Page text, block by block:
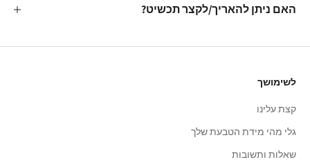
האם ניתן להאריך/לקצר תכשיט?
לשימושך
קצת עלינו
גלי מהי מידת הטבעת שלך
שאלות ותשובות